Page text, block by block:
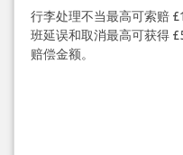
行李处理不当最高可索赔
班延误和取消最高可获得
赔偿金额。